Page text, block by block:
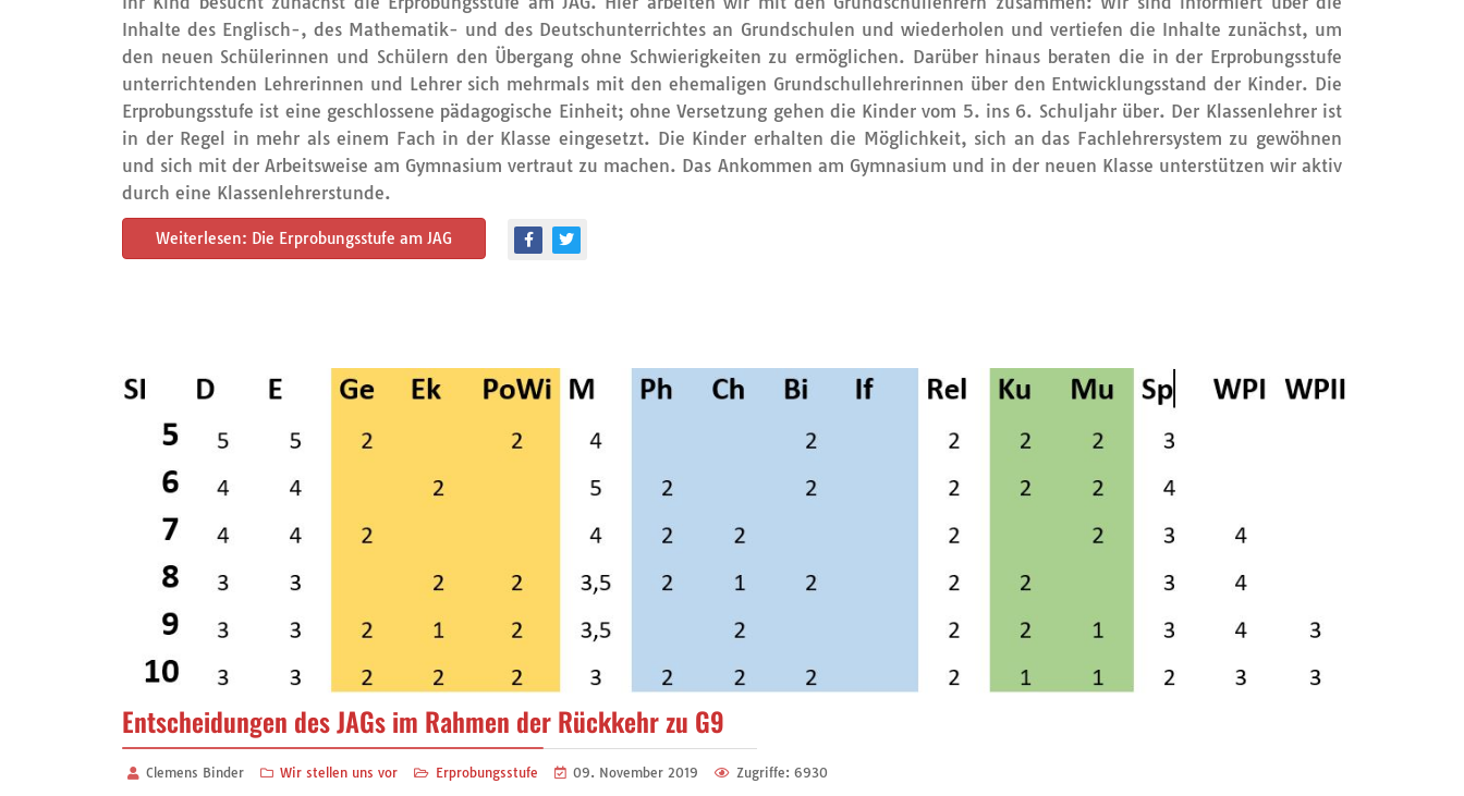
Inhalte des Englisch-, des Mathematik- und des Deutschunterrichtes an Grundschulen und wiederholen und vertiefen die Inhalte zunächst, um
den neuen Schülerinnen und Schülern den Übergang ohne Schwierigkeiten zu ermöglichen. Darüber hinaus beraten die in der Erprobungsstufe
unterrichtenden Lehrerinnen und Lehrer sich mehrmals mit den ehemaligen Grundschullehrerinnen über den Entwicklungsstand der Kinder. Die
Erprobungsstufe ist eine geschlossene pädagogische Einheit; ohne Versetzung gehen die Kinder vom 5. ins 6. Schuljahr über. Der Klassenlehrer ist
in der Regel in mehr als einem Fach in der Klasse eingesetzt. Die Kinder erhalten die Möglichkeit, sich an das Fachlehrersystem zu gewöhnen
und sich mit der Arbeitsweise am Gymnasium vertraut zu machen. Das Ankommen am Gymnasium und in der neuen Klasse unterstützen wir aktiv
durch eine Klassenlehrerstunde.
Weiterlesen: Die Erprobungsstufe am JAG
Entscheidungen des JAGs im Rahmen der Rückkehr zu G9
Clemens Binder Wir stellen uns vor Erprobungsstufe 09. November 2019 Zugriffe: 6930